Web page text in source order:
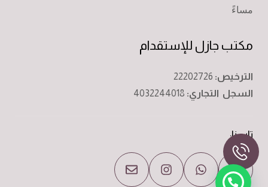
مساءً
مكتب جازل للإستقدام
الترخيص: 22202726
السجل التجاري: 4032244018
تابعنا: